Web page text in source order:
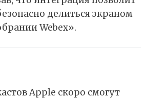
делиться экраном
Webex».
Apple скоро смогут